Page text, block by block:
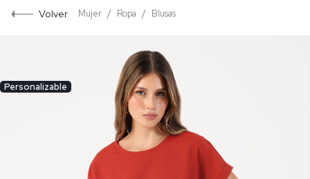
Volver Mujer Ropa Blusas
Personalizable